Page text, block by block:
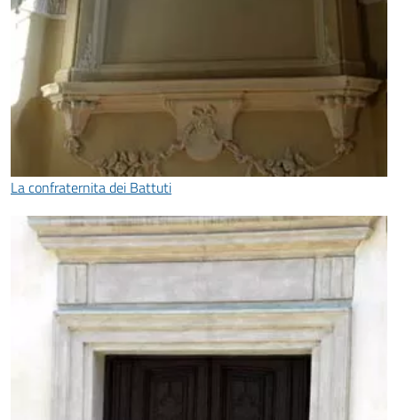
La confraternita dei Battuti